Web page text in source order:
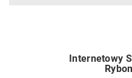
Internetowy